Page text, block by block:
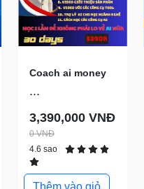
Coach ai money
...
3,390,000 VNĐ
0 VNĐ
4.6 sao
Thêm vào giỏ